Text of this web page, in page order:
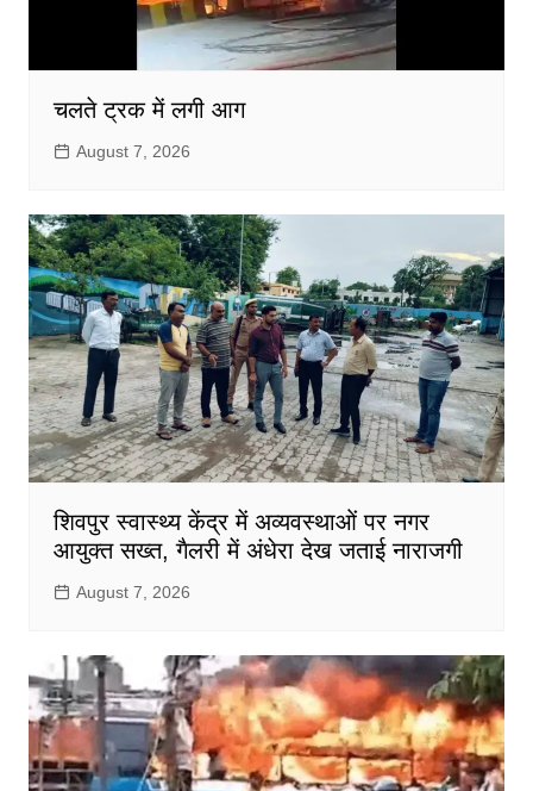
चलते ट्रक में लगी आग
August 7, 2026
शिवपुर स्वास्थ्य केंद्र में अव्यवस्थाओं पर नगर
आयुक्त सख्त, गैलरी में अंधेरा देख जताई नाराजगी
August 7, 2026